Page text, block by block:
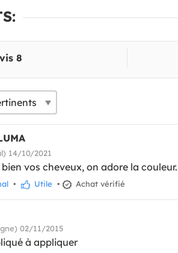
8
14/10/2021
bien vos cheveux, on adore la couleur.
• Utile • Achat vérifié
02/11/2015
à appliquer